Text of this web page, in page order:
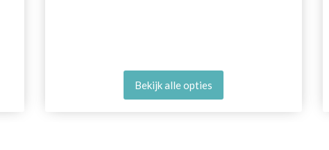
Bekijk alle opties